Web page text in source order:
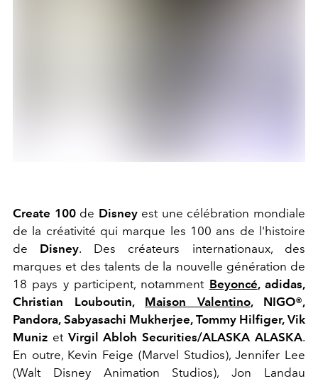
Create 100de Disneyest une célébration mondiale
de la créativité qui marque les 100 ans de l'histoire
de Disney. Des créateurs internationaux, des
marques et des talents de la nouvelle génération de
18 pays y participent, notamment Beyoncé, adidas,
Christian Louboutin, Maison Valentino, NIGO®,
Pandora, Sabyasachi Mukherjee, Tommy Hilfiger, Vik
Muniz etVirgil Abloh Securities/ALASKA ALASKA.
En outre, Kevin Feige (Marvel Studios), Jennifer Lee
(Walt Disney Animation Studios), Jon Landau